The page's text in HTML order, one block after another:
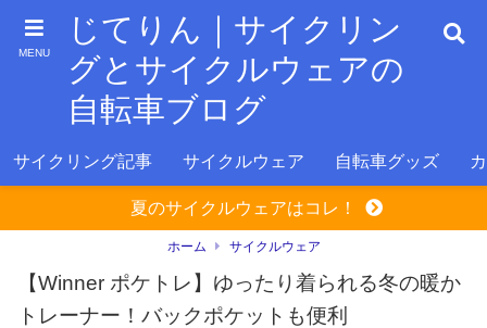
MENU
じてりん｜サイクリン
グとサイクルウェアの
自転車ブログ
サイクリング記事 サイクルウェア 自転車グッズ
夏のサイクルウェアはコレ！
ホーム サイクルウェア
【Winner ポケトレ】ゆったり着られる冬の暖か
トレーナー！バックポケットも便利